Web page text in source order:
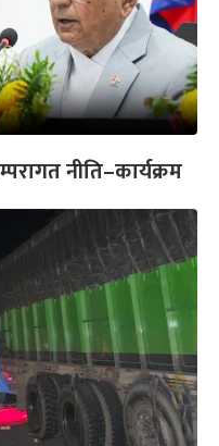
नीति–कार्यक्रम